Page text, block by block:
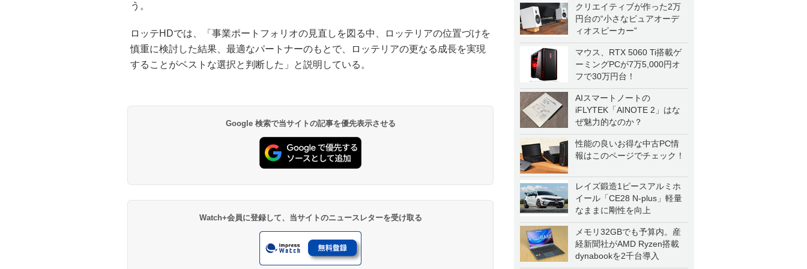
クリエイティブが作った2万
円台の“小さなピュアオーデ
ィオスピーカー”
マウス、RTX 5060 Ti搭載ゲ
ーミングPCが7万5,000円オ
フで30万円台！
AIスマートノートの
iFLYTEK「AINOTE 2」はな
ぜ魅力的なのか？
性能の良いお得な中古PC情
報はこのページでチェック！
レイズ鍛造1ピースアルミホ
イール「CE28 N-plus」軽量
なままに剛性を向上
メモリ32GBでも予算内。産
経新聞社がAMD Ryzen搭載
dynabookを2千台導入
う。
ロッテHDでは、「事業ポートフォリオの見直しを図る中、ロッテリアの位置づけを
慎重に検討した結果、最適なパートナーのもとで、ロッテリアの更なる成長を実現
することがベストな選択と判断した」と説明している。
Google 検索で当サイトの記事を優先表示させる
Watch+会員に登録して、当サイトのニュースレターを受け取る